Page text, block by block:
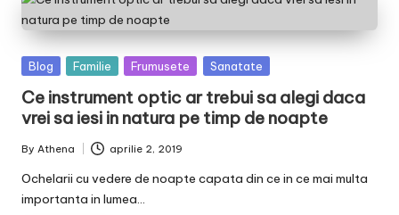
Posted
Blog Familie Frumusete Sanatate
Ce instrument optic ar trebui sa alegi daca
vrei sa iesi in natura pe timp de noapte
Posted
by
By Athena aprilie 2, 2019
Ochelarii cu vedere de noapte capata din ce in ce mai multa
importanta in lumea…